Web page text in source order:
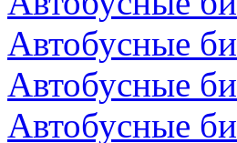
Автобусные
Автобусные
Автобусные